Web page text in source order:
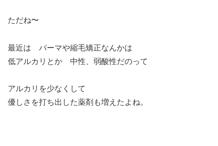
ただね〜
最近は パーマや縮毛矯正なんかは
低アルカリとか 中性、弱酸性だのって
アルカリを少なくして
優しさを打ち出した薬剤も増えたよね。